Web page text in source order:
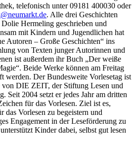
telefonisch unter 09181 400030 oder
. Alle drei Geschichten
Hermeling geschrieben und
mit Kindern und Jugendlichen hat
Autoren – Große Geschichten“ ins
von Texten junger Autorinnen und
ist außerdem ihr Buch „Der weiße
Beide Werke können am Freitag
werden. Der Bundesweite Vorlesetag ist
von DIE ZEIT, der Stiftung Lesen und
Seit 2004 setzt er jedes Jahr am dritten
für das Vorlesen. Ziel ist es,
das Vorlesen zu begeistern und
Engagement in der Leseförderung zu
Kinder dabei, selbst gut lesen